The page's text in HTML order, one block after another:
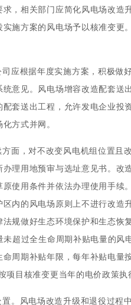
，相关部门应简化风电场改造
施方案的风电场予以核准变更
应根据年度实施方案，积极做
意见。风电场增容改造配套送
套送出工程，允许发电企业投
方式并网。
面，对不改变风电机组位置且
理用地预审与选址意见书。改
使用条件并依法办理使用手续
内的风电场原则上不进行改造
规做好生态环境保护和生态恢
超过全生命周期补贴电量的
周期补贴年限，每年补贴电量
目核准变更当年的电价政策执
。风电场改造升级和退役过程